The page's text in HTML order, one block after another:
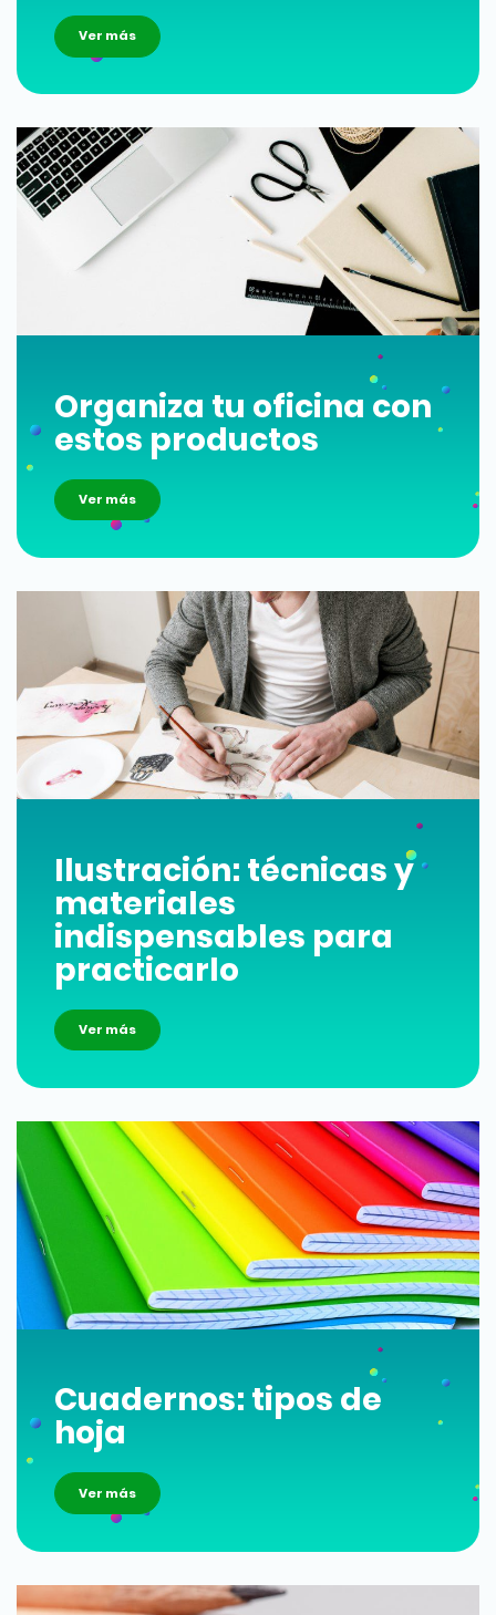
Ver más
Organiza tu oficina con
estos productos
Ver más
Ilustración: técnicas y
materiales
indispensables para
practicarlo
Ver más
Cuadernos: tipos de
hoja
Ver más